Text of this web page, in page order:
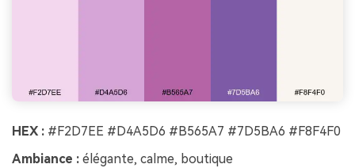
HEX : #F2D7EE #D4A5D6 #B565A7 #7D5BA6 #F8F4F0
Ambiance : élégante, calme, boutique